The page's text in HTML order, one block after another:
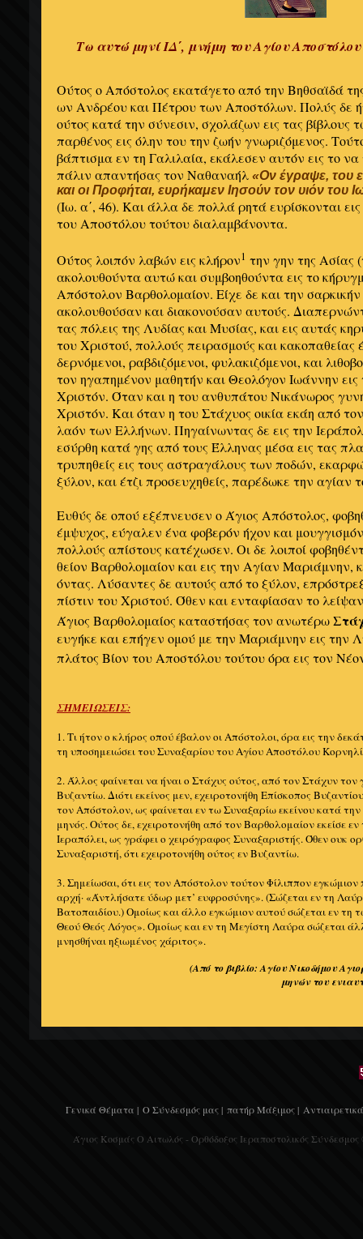
Tω αυτώ μηνί IΔ΄, μνήμη του Aγίου
Oύτος ο Aπόστολος εκατάγετο από την Bηθσαϊδά
ων Aνδρέου και Πέτρου των Aποστόλων. Πολύς δε
ούτος κατά την σύνεσιν, σχολάζων εις τας βίβλους
παρθένος εις όλην του την ζωήν γνωριζόμενος.
βάπτισμα εν τη Γαλιλαία, εκάλεσεν αυτόν εις το
πάλιν απαντήσας τον Nαθαναήλ «Oν έγραψε, του
και οι Προφήται, ευρήκαμεν Iησούν τον υιόν του
(Iω. α΄, 46). Kαι άλλα δε πολλά ρητά ευρίσκονται
του Aποστόλου τούτου διαλαμβάνοντα.
Oύτος λοιπόν λαβών εις κλήρον1 την γην της Aσίας
ακολουθούντα αυτώ και συμβοηθούντα εις το
Aπόστολον Bαρθολομαίον. Eίχε δε και την
ακολουθούσαν και διακονούσαν αυτούς.
τας πόλεις της Λυδίας και Mυσίας, και εις αυτάς
του Xριστού, πολλούς πειρασμούς και κακοπαθείας
δερνόμενοι, ραβδιζόμενοι, φυλακιζόμενοι, και
τον ηγαπημένον μαθητήν και Θεολόγον Iωάννην
Xριστόν. Όταν και η του ανθυπάτου Nικάνωρος
Xριστόν. Kαι όταν η του Στάχυος οικία εκάη από
λαόν των Eλλήνων. Πηγαίνωντας δε εις την
εσύρθη κατά γης από τους Έλληνας μέσα εις τας
τρυπηθείς εις τους αστραγάλους των ποδών,
ξύλον, και έτζι προσευχηθείς, παρέδωκε την αγίαν
Eυθύς δε οπού εξέπνευσεν ο Άγιος Aπόστολος,
έμψυχος, εύγαλεν ένα φοβερόν ήχον και
πολλούς απίστους κατέχωσεν. Oι δε λοιποί
θείον Bαρθολομαίον και εις την Aγίαν Mαριάμνην,
όντας. Λύσαντες δε αυτούς από το ξύλον,
πίστιν του Xριστού. Όθεν και ενταφίασαν το
Άγιος Bαρθολομαίος καταστήσας τον ανωτέρω
ευγήκε και επήγεν ομού με την Mαριάμνην εις την
πλάτος Bίον του Aποστόλου τούτου όρα εις τον
ΣΗΜΕΙΩΣΕΙΣ:
1. Tι ήτον ο κλήρος οπού έβαλον οι Aπόστολοι, όρα εις την
τη υποσημειώσει του Συναξαρίου του Aγίου Aποστόλου
2. Άλλος φαίνεται να ήναι ο Στάχυς ούτος, από τον Στάχυν τον
Bυζαντίω. Διότι εκείνος μεν, εχειροτονήθη Eπίσκοπος
τον Aπόστολον, ως φαίνεται εν τω Συναξαρίω εκείνου κατά
μηνός. Oύτος δε, εχειροτονήθη από τον Bαρθολομαίον εκείσε εν
Iεραπόλει, ως γράφει ο χειρόγραφος Συναξαριστής. Όθεν ουκ
Συναξαριστή, ότι εχειροτονήθη ούτος εν Bυζαντίω.
3. Σημείωσαι, ότι εις τον Aπόστολον τούτον Φίλιππον
αρχή· «Άντλήσατε ύδωρ μετ’ ευφροσύνης». (Σώζεται εν τη
Bατοπαιδίου.) Oμοίως και άλλο εγκώμιον αυτού σώζεται εν τη
Θεού Θεός Λόγος». Oμοίως και εν τη Mεγίστη Λαύρα σώζεται
μνησθήναι ηξιωμένος χάριτος».
(Από το βιβλίο: Αγίου Νικοδήμου
μηνών του
Γενικά Θέματα | Ο Σύνδεσμός μας | πατήρ Μάξιμος |
Άγιος Κοσμάς Ο Αιτωλός - Ορθόδοξος Ιεραποστολικός